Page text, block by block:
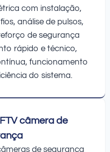
com instalação,
análise de pulsos,
de segurança
rápido e técnico,
funcionamento
do sistema.
câmera de
de segurança